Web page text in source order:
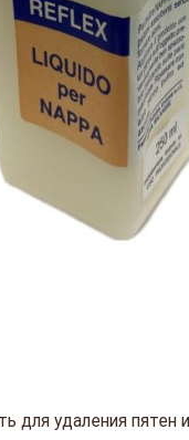
для удаления пятен